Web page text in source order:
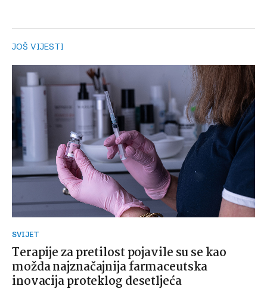
JOŠ VIJESTI
SVIJET
Terapije za pretilost pojavile su se kao
možda najznačajnija farmaceutska
inovacija proteklog desetljeća